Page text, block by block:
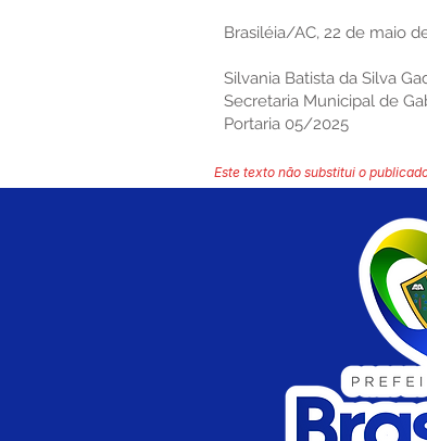
Brasiléia/AC, 22 de maio
Silvania Batista da Silva
Secretaria Municipal de
Portaria 05/2025
Este texto não substitui o